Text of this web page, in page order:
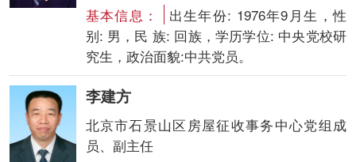
基本信息：
出生年份: 1976年9月生，性
别: 男，民 族: 回族，学历学位: 中央党校研
究生，政治面貌:中共党员。
李建方
北京市石景山区房屋征收事务中心党组成
员、副主任